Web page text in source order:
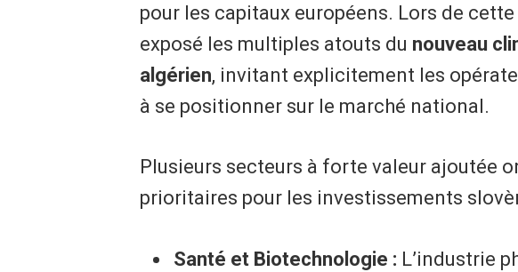
pour les capitaux européens. Lors de
exposé les multiples atouts du nouveau
algérien, invitant explicitement les
à se positionner sur le marché national.
​Plusieurs secteurs à forte valeur ajoutée
prioritaires pour les investissements
Santé et Biotechnologie : L’industrie